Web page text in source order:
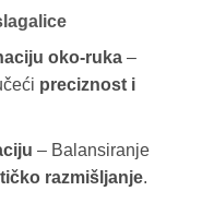
oko-ruka–
preciznost i
– Balansiranje
razmišljanje.